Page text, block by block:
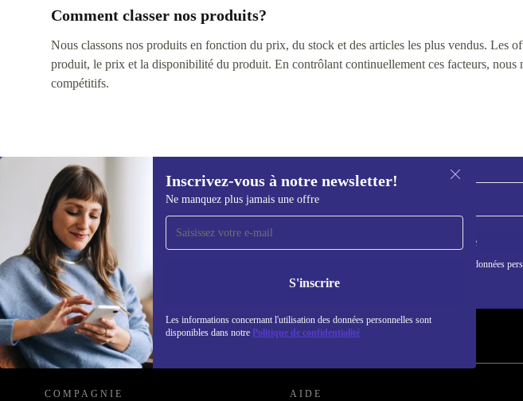
Comment classer nos produits?
Nous classons nos produits en fonction du prix, du stock et des articles les plus vendus. Les
produit, le prix et la disponibilité du produit. En contrôlant continuellement ces facteurs,
compétitifs.
Inscrivez-vous à notre newsletter!
Ne manquez plus jamais une offre
S'inscrire
Les informations concernant l'utilisation des données personnelles sont
disponibles dans notre Politique de confidentialité
Recevoir offres et infos de
refurbed par mail
Ne manquez plus aucune offre.
S'inscrire
Retrouvez les informations sur l'utilisation des données
politique de confidentialité
REFURBED LUXEMBOURG - RETHINK NEW.
COMPAGNIE AIDE